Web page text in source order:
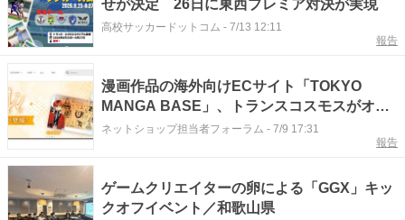
せが決定 26日に東西プレミア対決が実現
高校サッカードットコム - 7/13 12:11
報告
漫画作品の海外向けECサイト「TOKYO
MANGA BASE」、トランスコスモスがオー
プン。「葬送のフリーレン」「犬夜叉」
「BANANA FISH」「うる星やつら」などを
ネットショップ担当者フォーラム - 7/9 17:31
報告
ゲームクリエイターの卵による「GGX」キッ
クオフイベント／和歌山県